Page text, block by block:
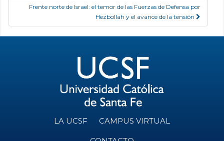
Frente norte de Israel: el temor de las Fuerzas de Defensa por
Hezbollah y el avance de la tensión
LA UCSF CAMPUS VIRTUAL